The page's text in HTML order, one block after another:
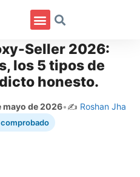
Seller 2026:
los 5 tipos de
honesto.
mayo de 2026•✍️ Roshan Jha